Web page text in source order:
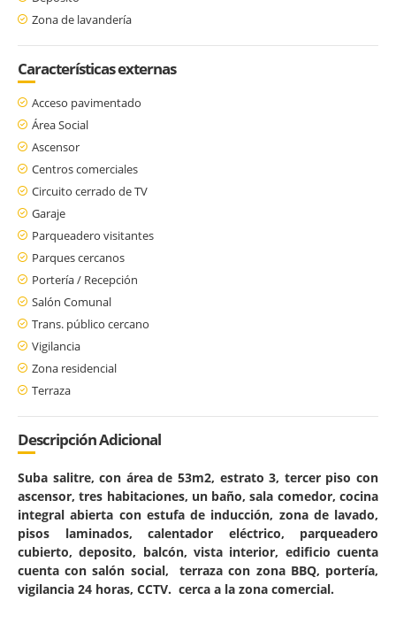
Zona de lavandería
Características externas
Acceso pavimentado
Área Social
Ascensor
Centros comerciales
Circuito cerrado de TV
Garaje
Parqueadero visitantes
Parques cercanos
Portería / Recepción
Salón Comunal
Trans. público cercano
Vigilancia
Zona residencial
Terraza
Descripción Adicional
Suba salitre, con área de 53m2, estrato 3, tercer piso con
ascensor, tres habitaciones, un baño, sala comedor, cocina
integral abierta con estufa de inducción, zona de lavado,
pisos laminados, calentador eléctrico, parqueadero
cubierto, deposito, balcón, vista interior, edificio cuenta
cuenta con salón social, terraza con zona BBQ, portería,
vigilancia 24 horas, CCTV. cerca a la zona comercial.